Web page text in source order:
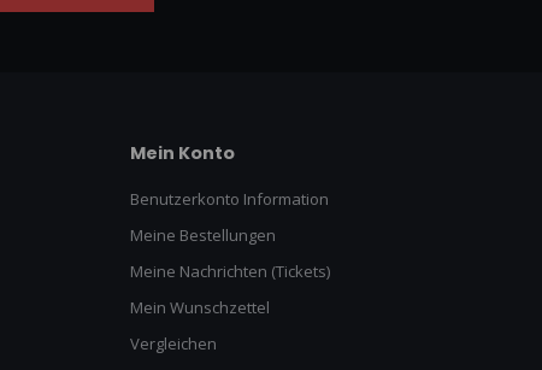
Mein Konto
Benutzerkonto Information
Meine Bestellungen
Meine Nachrichten (Tickets)
Mein Wunschzettel
Vergleichen